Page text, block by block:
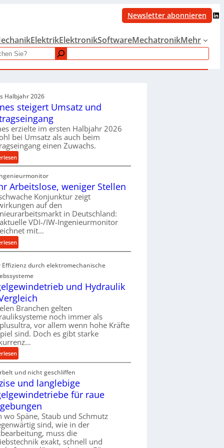
Newsletter abonnieren LinkedIn
ElektrikElektronikSoftwareMechatronikMehr
Halbjahr 2026
steigert Umsatz und
erzielte im ersten Halbjahr 2026
bei Umsatz als auch beim
einen Zuwachs.
:
K
r
o
n
e
s
s
t
e
i
r
t
U
m
s
a
t
z
u
n
d
A
u
f
t
r
a
g
Arbeitslose, weniger Stellen
Konjunktur zeigt
auf den
in Deutschland:
VDI-/IW-Ingenieurmonitor
mit…
:
M
r
A
r
b
e
i
t
s
l
o
s
e
,
w
e
n
i
g
Effizienz durch elektromechanische
und Hydraulik
Branchen gelten
noch immer als
vor allem wenn hohe Kräfte
sind. Doch es gibt starke
:
K
u
g
l
g
e
w
i
und nicht geschliffen
und langlebige
für raue
wo Späne, Staub und Schmutz
sind, wie in der
muss die
exakt, schnell und